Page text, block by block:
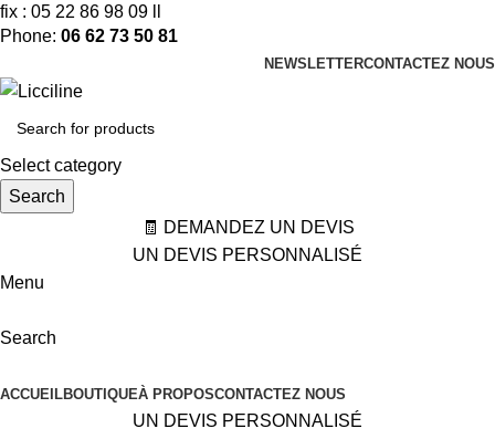
fix : 05 22 86 98 09 ll
Phone: 06 62 73 50 81
NEWSLETTERCONTACTEZ NOUS
Select category
Search
🧾 DEMANDEZ UN DEVIS
UN DEVIS PERSONNALISÉ
Menu
Search
ACCUEILBOUTIQUEÀ PROPOSCONTACTEZ NOUS
UN DEVIS PERSONNALISÉ